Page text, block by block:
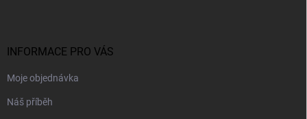
INFORMACE PRO VÁS
Moje objednávka
Náš příběh